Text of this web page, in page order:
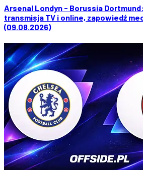
Arsenal Londyn - Borussia
transmisja TV i online, zapowiedź
(09.08.2026)